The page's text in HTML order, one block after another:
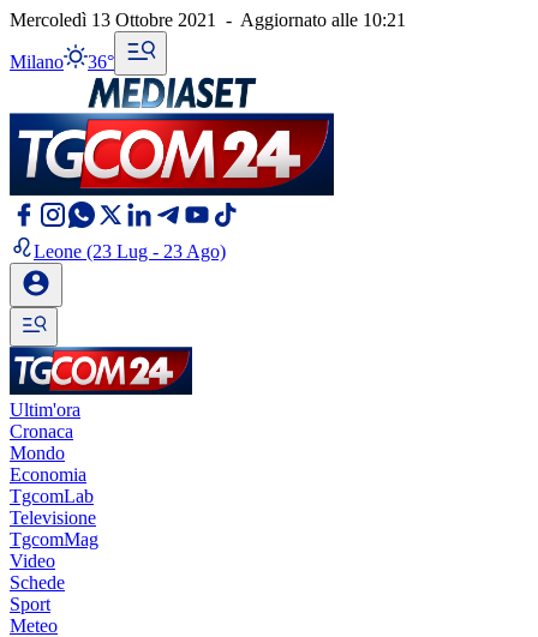
Mercoledì 13 Ottobre 2021 - Aggiornato alle 10:21
Milano 36°
Leone (23 Lug - 23 Ago)
Ultim'ora
Cronaca
Mondo
Economia
TgcomLab
Televisione
TgcomMag
Video
Schede
Sport
Meteo